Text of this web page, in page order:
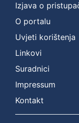
Izjava o
O portalu
Uvjeti korištenja
Linkovi
Suradnici
Impressum
Kontakt